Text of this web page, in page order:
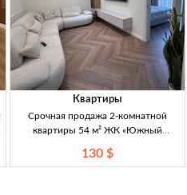
Квартиры
Срочная продажа 2-комнатной
квартиры 54 м² ЖК «Южный
2кв, 54м², 11/14эт, ЖК «Южный
130 $